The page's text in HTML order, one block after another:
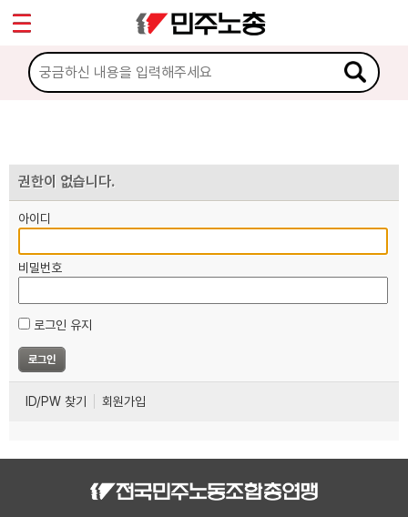
권한이 없습니다.
아이디
비밀번호
로그인 유지
ID/PW 찾기 회원가입
마이페이지
소개
노동상담
자료
부설기관
업무